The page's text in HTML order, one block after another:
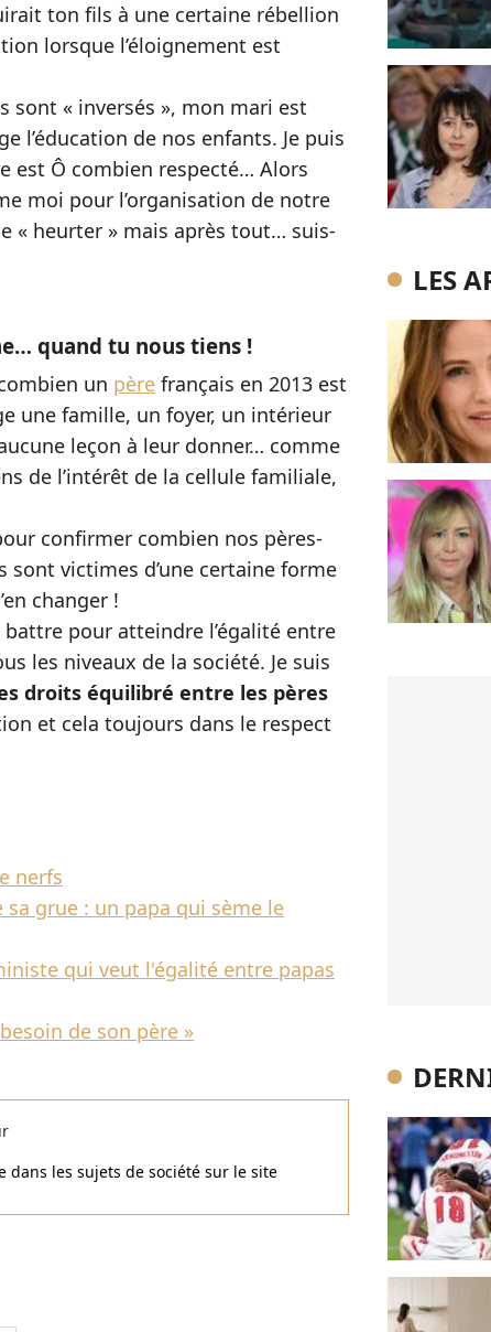
ton fils à une certaine rébellion
lorsque l’éloignement est
sont « inversés », mon mari est
l’éducation de nos enfants. Je puis
est Ô combien respecté… Alors
moi pour l’organisation de notre
« heurter » mais après tout… suis-
quand tu nous tiens !
un père français en 2013 est
une famille, un foyer, un intérieur
leçon à leur donner… comme
de l’intérêt de la cellule familiale,
confirmer combien nos pères-
sont victimes d’une certaine forme
changer !
pour atteindre l’égalité entre
les niveaux de la société. Je suis
droits équilibré entre les pères
et cela toujours dans le respect
nerfs
sa grue : un papa qui sème le
qui veut l'égalité entre papas
de son père »
dans les sujets de société sur le site
LES